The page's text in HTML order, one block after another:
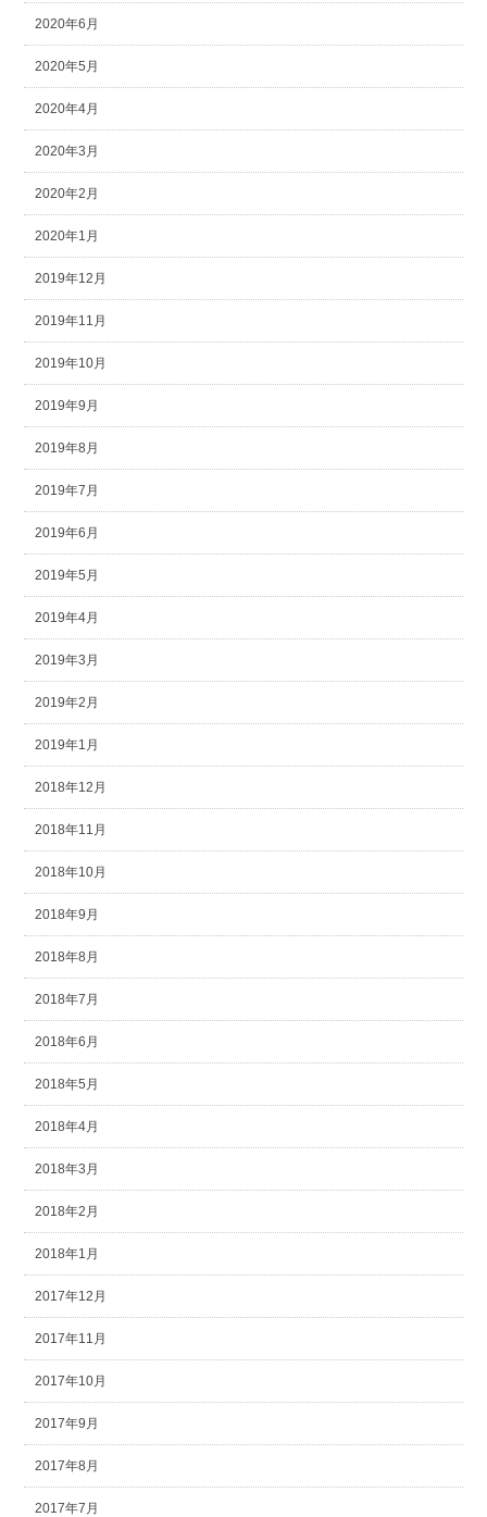
2020年6月
2020年5月
2020年4月
2020年3月
2020年2月
2020年1月
2019年12月
2019年11月
2019年10月
2019年9月
2019年8月
2019年7月
2019年6月
2019年5月
2019年4月
2019年3月
2019年2月
2019年1月
2018年12月
2018年11月
2018年10月
2018年9月
2018年8月
2018年7月
2018年6月
2018年5月
2018年4月
2018年3月
2018年2月
2018年1月
2017年12月
2017年11月
2017年10月
2017年9月
2017年8月
2017年7月